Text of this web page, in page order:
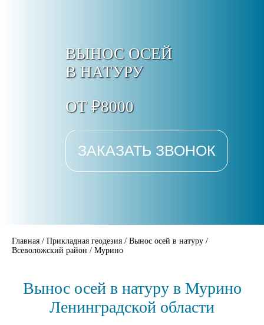
ВЫНОС ОСЕЙ
В НАТУРУ
ОТ ₽8000
ЗАКАЗАТЬ ЗВОНОК
Главная / Прикладная геодезия / Вынос осей в натуру /
Всеволожский район / Мурино
Вынос осей в натуру в Мурино
Ленинградской области